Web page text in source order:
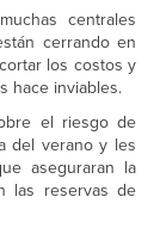
centrales
cerrando en
los costos y
hace inviables.
el riesgo de
del verano y les
aseguraran la
las reservas de